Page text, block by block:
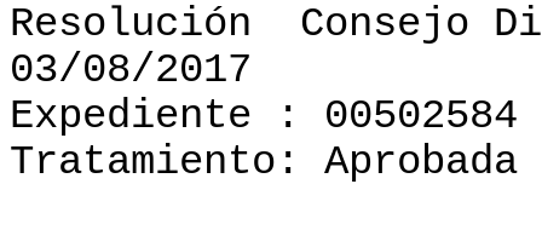
Resolución
Consejo
03/08/2017
Expediente : 00502584
Tratamiento: Aprobada